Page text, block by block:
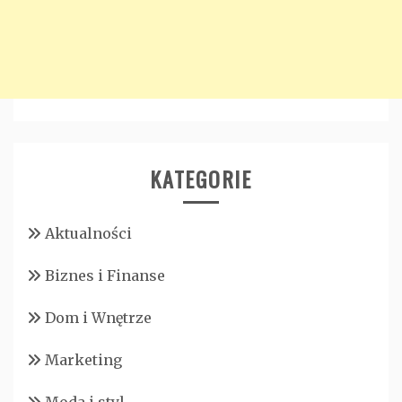
KATEGORIE
Aktualności
Biznes i Finanse
Dom i Wnętrze
Marketing